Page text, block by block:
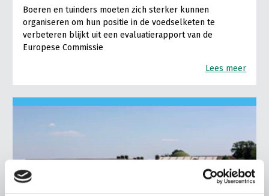
Boeren en tuinders moeten zich sterker kunnen
organiseren om hun positie in de voedselketen te
verbeteren blijkt uit een evaluatierapport van de
Europese Commissie
Lees meer